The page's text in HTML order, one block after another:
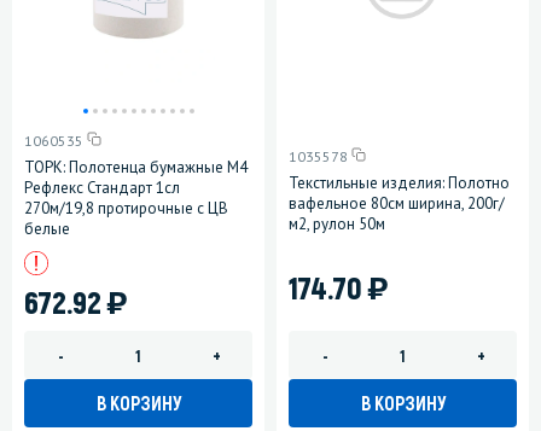
1060535
ТОРК: Полотенца бумажные M4
Рефлекс Стандарт 1сл
270м/19,8 протирочные с ЦВ
белые
672.92)
- +
В КОРЗИНУ
1035578
Текстильные изделия: Полотно
вафельное 80см ширина, 200г/
м2, рулон 50м
174.70)
- +
В КОРЗИНУ